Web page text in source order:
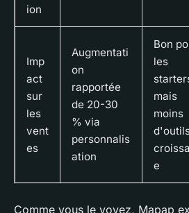
ion
Imp
act
sur
les
vent
es
Augmentati
on
rapportée
de 20-30
% via
personnalis
ation
Bon
les
mais
moins
e
Comme vous le voyez, Mapap